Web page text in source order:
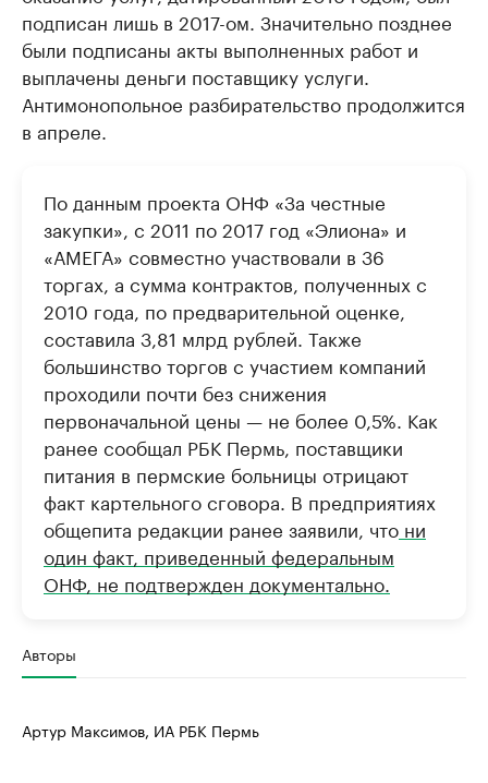
подписан лишь в 2017-ом. Значительно позднее
были подписаны акты выполненных работ и
выплачены деньги поставщику услуги.
Антимонопольное разбирательство продолжится
в апреле.
По данным проекта ОНФ «За честные
закупки», с 2011 по 2017 год «Элиона» и
«АМЕГА» совместно участвовали в 36
торгах, а сумма контрактов, полученных с
2010 года, по предварительной оценке,
составила 3,81 млрд рублей. Также
большинство торгов с участием компаний
проходили почти без снижения
первоначальной цены — не более 0,5%. Как
ранее сообщал РБК Пермь, поставщики
питания в пермские больницы отрицают
факт картельного сговора. В предприятиях
общепита редакции ранее заявили, что ни
один факт, приведенный федеральным
ОНФ, не подтвержден документально.
Авторы
Артур Максимов, ИА РБК Пермь